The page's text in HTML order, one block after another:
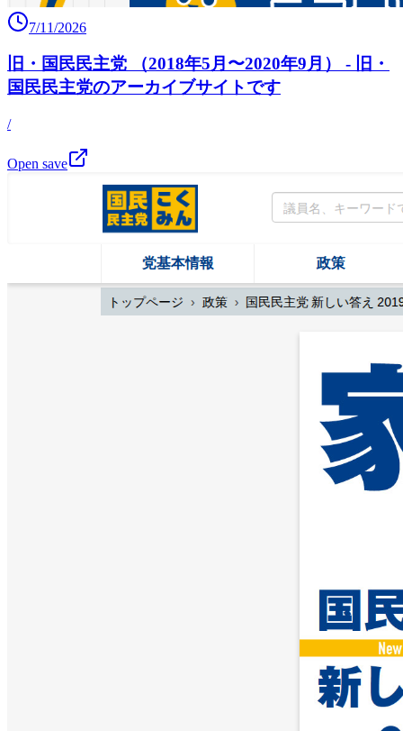
7/11/2026
旧・国民民主党 （2018年5月〜2020年9月） - 旧・
国民民主党のアーカイブサイトです
/
Open save